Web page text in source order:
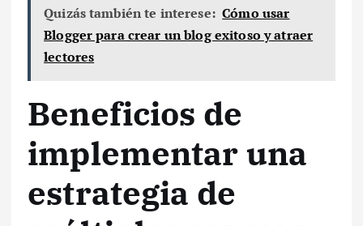
Quizás también te interese: Cómo usar
Blogger para crear un blog exitoso y atraer
lectores
Beneficios de
implementar una
estrategia de